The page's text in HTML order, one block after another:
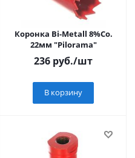
Коронка Bi-Metall 8%Co.
22мм "Pilorama"
236 руб./шт
В корзину